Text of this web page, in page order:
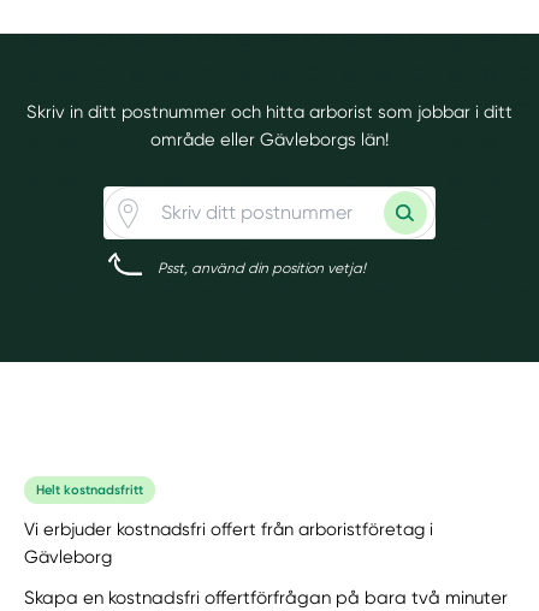
Skriv in ditt postnummer och hitta arborist som jobbar i ditt
område eller Gävleborgs län!
Psst, använd din position vetja!
Helt kostnadsfritt
Vi erbjuder kostnadsfri offert från arboristföretag i
Gävleborg
Skapa en kostnadsfri offertförfrågan på bara två minuter